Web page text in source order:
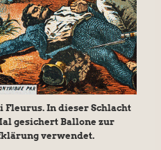
Fleurus. In dieser Schlacht
gesichert Ballone zur
verwendet.